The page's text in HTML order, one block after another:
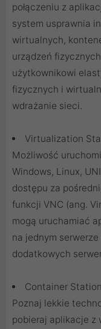
połączeniu z
system usprawnia
wirtualnych,
urządzeń
użytkownikowi
fizycznych i
wdrażanie sieci.
Virtualization
Możliwość
Windows, Linux,
dostępu za
funkcji VNC (ang.
mogą uruchamiać
na jednym
dodatkowych
Container Station
Poznaj lekkie
pobieraj aplikacje z